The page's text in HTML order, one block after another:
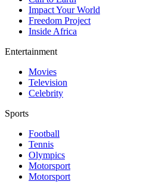
Impact Your World
Freedom Project
Inside Africa
Entertainment
Movies
Television
Celebrity
Sports
Football
Tennis
Olympics
Motorsport
Motorsport